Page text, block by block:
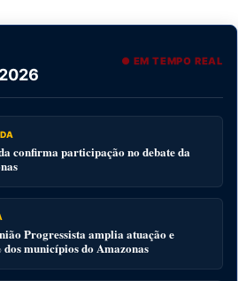
● EM TEMPO REAL
confirma participação no debate da
Progressista amplia atuação e
municípios do Amazonas